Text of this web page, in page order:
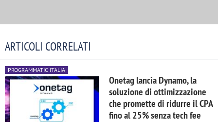
ARTICOLI CORRELATI
PROGRAMMATIC ITALIA
Onetag lancia Dynamo, la
soluzione di ottimizzazione
che promette di ridurre il CPA
fino al 25% senza tech fee